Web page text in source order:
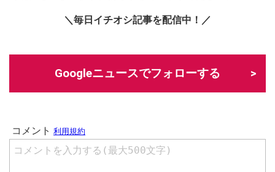
＼毎日イチオシ記事を配信中！／
Googleニュースでフォローする